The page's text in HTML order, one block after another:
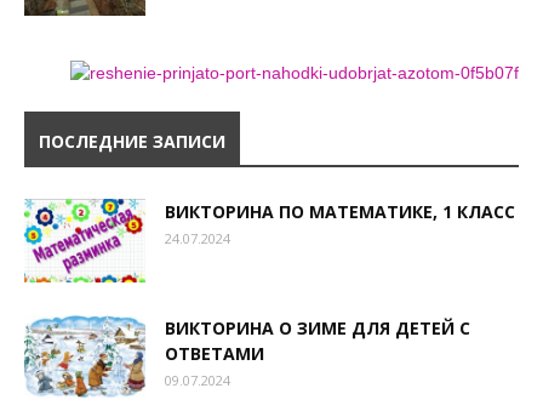
ПОСЛЕДНИЕ ЗАПИСИ
ВИКТОРИНА ПО МАТЕМАТИКЕ, 1 КЛАСС
24.07.2024
ВИКТОРИНА О ЗИМЕ ДЛЯ ДЕТЕЙ С
ОТВЕТАМИ
09.07.2024